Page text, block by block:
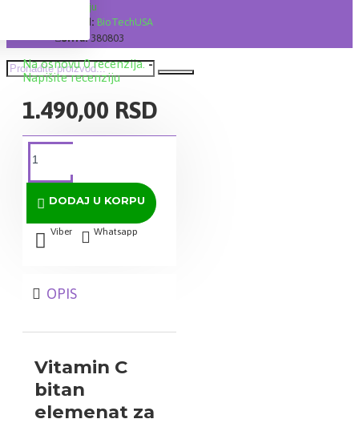
Na stanju
Brand: BioTechUSA
Šifra: 380803
Na osnovu 0 recenzija. -
Napišite recenziju
1.490,00 RSD
DODAJ U KORPU
Viber Whatsapp
OPIS
Vitamin C
bitan
elemenat za